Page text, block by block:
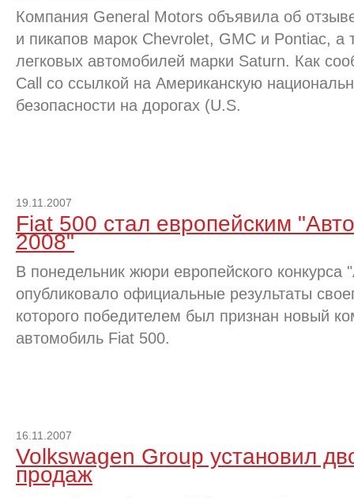
Компания General Motors объявила об
и пикапов марок Chevrolet, GMC и Pontiac, а
легковых автомобилей марки Saturn. Как
Call со ссылкой на Американскую
безопасности на дорогах (U.S.
19.11.2007
Fiat 500 стал европейским
2008"
В понедельник жюри европейского конкурса
опубликовало официальные результаты
которого победителем был признан новый
автомобиль Fiat 500.
16.11.2007
Volkswagen Group установил
продаж